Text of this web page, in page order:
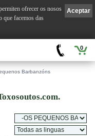
0
Barbanzóns
Aceptar
ofrecer os nosos
que facemos das